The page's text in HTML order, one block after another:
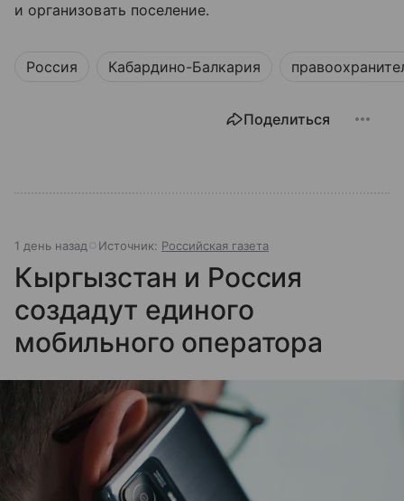
и организовать поселение.
Россия Кабардино-Балкария
Поделиться
1 день назад Источник: Российская газета
Кыргызстан и Россия
создадут единого
мобильного оператора